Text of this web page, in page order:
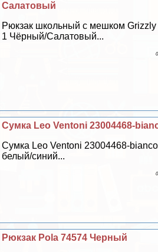
Салатовый
Рюкзак школьный с мешком Grizzly
1 Чёрный/Салатовый...
Сумка Leo Ventoni 23004468-
Сумка Leo Ventoni 23004468-
белый/синий...
Рюкзак Pola 74574 Черный